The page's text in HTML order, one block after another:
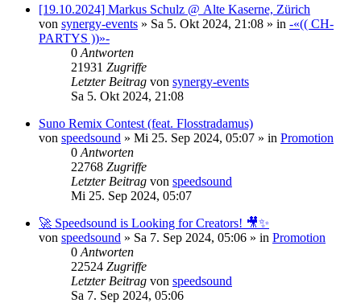
[19.10.2024] Markus Schulz @ Alte Kaserne, Zürich
von synergy-events » Sa 5. Okt 2024, 21:08 » in -«(( CH-
PARTYS ))»-
0 Antworten
21931 Zugriffe
Letzter Beitrag von synergy-events
Sa 5. Okt 2024, 21:08
Suno Remix Contest (feat. Flosstradamus)
von speedsound » Mi 25. Sep 2024, 05:07 » in Promotion
0 Antworten
22768 Zugriffe
Letzter Beitrag von speedsound
Mi 25. Sep 2024, 05:07
🚀 Speedsound is Looking for Creators! 🎥✨
von speedsound » Sa 7. Sep 2024, 05:06 » in Promotion
0 Antworten
22524 Zugriffe
Letzter Beitrag von speedsound
Sa 7. Sep 2024, 05:06